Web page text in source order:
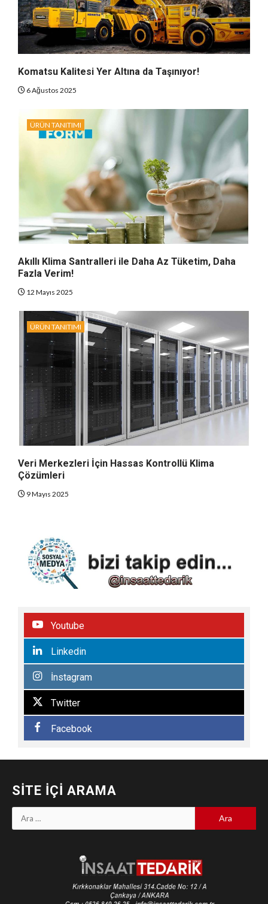
Komatsu Kalitesi Yer Altına da Taşınıyor!
6 Ağustos 2025
ÜRÜN TANITIMI
Akıllı Klima Santralleri ile Daha Az Tüketim, Daha
Fazla Verim!
12 Mayıs 2025
ÜRÜN TANITIMI
Veri Merkezleri İçin Hassas Kontrollü Klima
Çözümleri
9 Mayıs 2025
Youtube
Linkedin
İnstagram
Twitter
Facebook
SITE İÇI ARAMA
Arama: